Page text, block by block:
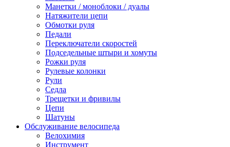
Манетки / моноблоки / дуалы
Натяжители цепи
Обмотки руля
Педали
Переключатели скоростей
Подседельные штыри и хомуты
Рожки руля
Рулевые колонки
Рули
Седла
Трещетки и фривилы
Цепи
Шатуны
Обслуживание велосипеда
Велохимия
Инструмент